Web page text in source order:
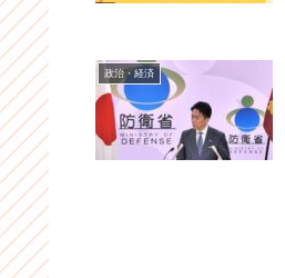
政治・経済